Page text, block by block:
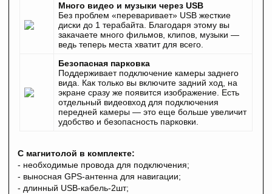
Много видео и музыки через USB
Без проблем «переваривает» USB жесткие
диски до 1 терабайта. Благодаря этому вы
закачаете много фильмов, клипов, музыки —
ведь теперь места хватит для всего.
Безопасная парковка
Поддерживает подключение камеры заднего
вида. Как только вы включите задний ход, на
экране сразу же появится изображение. Есть
отдельный видеовход для подключения
передней камеры — это еще больше увеличит
удобство и безопасность парковки.
С магнитолой в комплекте:
- необходимые провода для подключения;
- выносная GPS-антенна для навигации;
- длинный USB-кабель-2шт;